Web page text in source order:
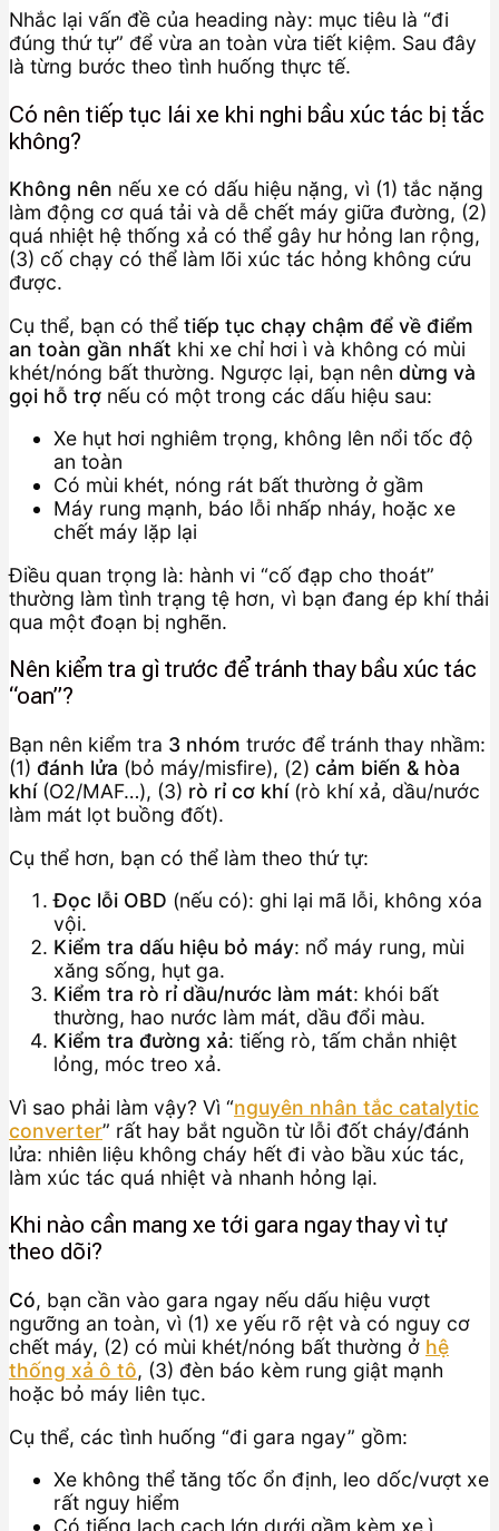
Nhắc lại vấn đề của heading này: mục tiêu là “đi
đúng thứ tự” để vừa an toàn vừa tiết kiệm. Sau đây
là từng bước theo tình huống thực tế.
Có nên tiếp tục lái xe khi nghi bầu xúc tác bị tắc
không?
Không nên nếu xe có dấu hiệu nặng, vì (1) tắc nặng
làm động cơ quá tải và dễ chết máy giữa đường, (2)
quá nhiệt hệ thống xả có thể gây hư hỏng lan rộng,
(3) cố chạy có thể làm lõi xúc tác hỏng không cứu
được.
Cụ thể, bạn có thể tiếp tục chạy chậm để về điểm
an toàn gần nhất khi xe chỉ hơi ì và không có mùi
khét/nóng bất thường. Ngược lại, bạn nên dừng và
gọi hỗ trợ nếu có một trong các dấu hiệu sau:
Xe hụt hơi nghiêm trọng, không lên nổi tốc độ
an toàn
Có mùi khét, nóng rát bất thường ở gầm
Máy rung mạnh, báo lỗi nhấp nháy, hoặc xe
chết máy lặp lại
Điều quan trọng là: hành vi “cố đạp cho thoát”
thường làm tình trạng tệ hơn, vì bạn đang ép khí thải
qua một đoạn bị nghẽn.
Nên kiểm tra gì trước để tránh thay bầu xúc tác
“oan”?
Bạn nên kiểm tra 3 nhóm trước để tránh thay nhầm:
(1) đánh lửa (bỏ máy/misfire), (2) cảm biến & hòa
khí(O2/MAF…), (3) rò rỉ cơ khí(rò khí xả, dầu/nước
làm mát lọt buồng đốt).
Cụ thể hơn, bạn có thể làm theo thứ tự:
Đọc lỗi OBD (nếu có): ghi lại mã lỗi, không xóa
vội.
Kiểm tra dấu hiệu bỏ máy: nổ máy rung, mùi
xăng sống, hụt ga.
Kiểm tra rò rỉ dầu/nước làm mát: khói bất
thường, hao nước làm mát, dầu đổi màu.
Kiểm tra đường xả: tiếng rò, tấm chắn nhiệt
lỏng, móc treo xả.
Vì sao phải làm vậy? Vì “nguyên nhân tắc catalytic
converter” rất hay bắt nguồn từ lỗi đốt cháy/đánh
lửa: nhiên liệu không cháy hết đi vào bầu xúc tác,
làm xúc tác quá nhiệt và nhanh hỏng lại.
Khi nào cần mang xe tới gara ngay thay vì tự
theo dõi?
Có, bạn cần vào gara ngay nếu dấu hiệu vượt
ngưỡng an toàn, vì (1) xe yếu rõ rệt và có nguy cơ
chết máy, (2) có mùi khét/nóng bất thường ở hệ
thống xả ô tô, (3) đèn báo kèm rung giật mạnh
hoặc bỏ máy liên tục.
Cụ thể, các tình huống “đi gara ngay” gồm:
Xe không thể tăng tốc ổn định, leo dốc/vượt xe
rất nguy hiểm
Có tiếng lạch cạch lớn dưới gầm kèm xe ì